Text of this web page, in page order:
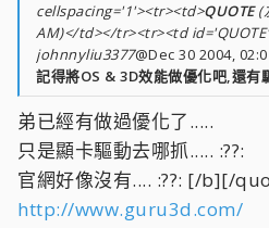
cellspacing='1'><tr><td>QUOTE(
AM)</td></tr><tr><td
johnnyliu3377@Dec 30 2004,
記得將OS & 3D效能做優化吧,還有
弟已經有做過優化了.....
只是顯卡驅動去哪抓..... :??:
官網好像沒有.... :??: [/b][/
http://www.guru3d.com/